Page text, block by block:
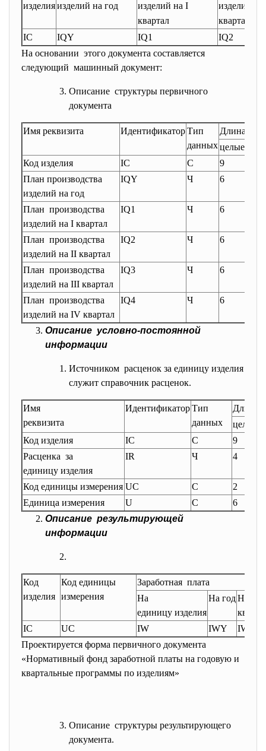
изделияизделий на год
изделий на I
квартал
изделий
квартал
IC
IQY IQ1
IQ2
На основании этого документа составляется
следующий машинный документ:
Описание структуры первичного
документа
Имя реквизита ИдентификаторТип
данных
Длина
целые
Код изделия
IC C 9
План производства
изделий на год
IQY Ч 6
План производства
изделий на I квартал
IQ1 Ч 6
План производства
изделий на II квартал
IQ2 Ч 6
План производства
изделий на III квартал
IQ3 Ч 6
План производства
изделий на IV квартал
IQ4 Ч 6
Описание условно-постоянной
информации
Источником расценок за единицу изделия
служит справочник расценок.
Имя
реквизита
ИдентификаторТип
данных
Длина
целые
Код изделия
IC С 9
Расценка за
единицу изделия
IR Ч 4
Код единицы измерения UC C 2
Единица измерения
U C 6
Описание результирующей
информации
Код
изделия
Код единицы
измерения
Заработная плата
На
единицу изделия
На годНа I
IC
UC IW IWY
IW1
Проектируется форма первичного документа
«Нормативный фонд заработной платы на годовую и
квартальные программы по изделиям»
Описание структуры результирующего
документа.